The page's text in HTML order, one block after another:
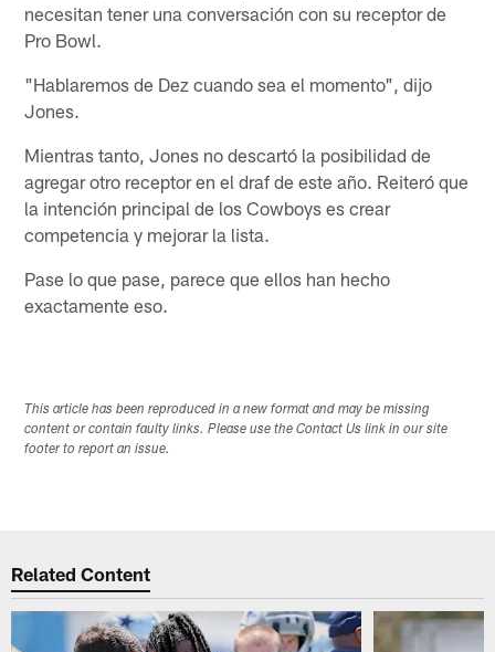
necesitan tener una conversación con su receptor de
Pro Bowl.
"Hablaremos de Dez cuando sea el momento", dijo
Jones.
Mientras tanto, Jones no descartó la posibilidad de
agregar otro receptor en el draf de este año. Reiteró que
la intención principal de los Cowboys es crear
competencia y mejorar la lista.
Pase lo que pase, parece que ellos han hecho
exactamente eso.
This article has been reproduced in a new format and may be missing
content or contain faulty links. Please use the Contact Us link in our site
footer to report an issue.
Related Content